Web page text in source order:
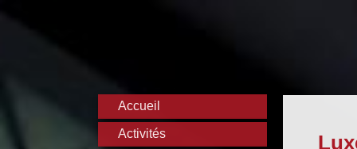
Accueil
Activités